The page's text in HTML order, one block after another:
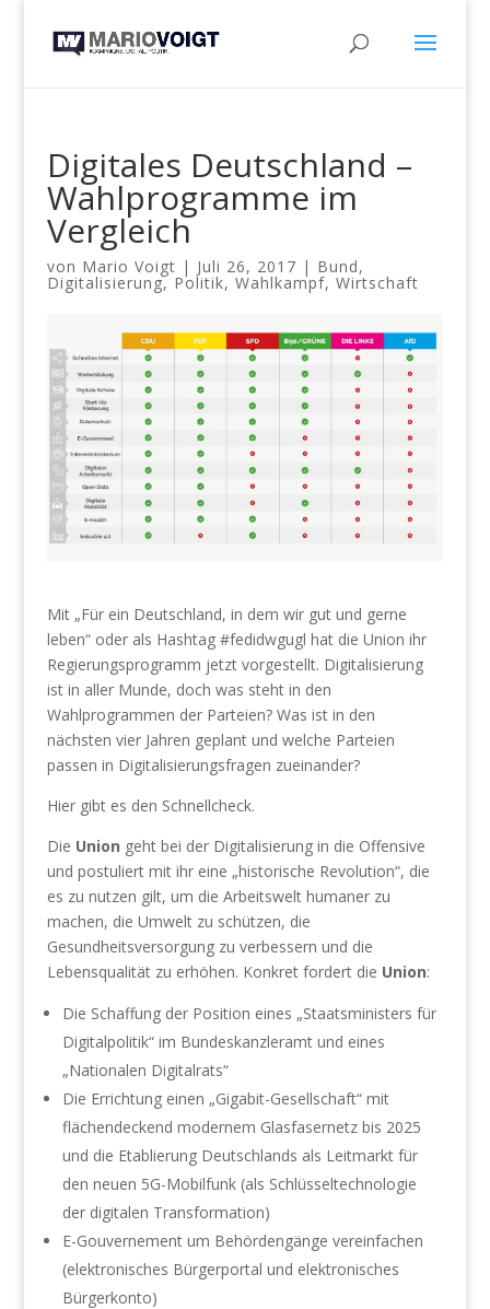
Digitales Deutschland –
Wahlprogramme im
Vergleich
von Mario Voigt | Juli 26, 2017 | Bund,
Digitalisierung, Politik, Wahlkampf, Wirtschaft
Mit „Für ein Deutschland, in dem wir gut und gerne
leben“ oder als Hashtag #fedidwgugl hat die Union ihr
Regierungsprogramm jetzt vorgestellt. Digitalisierung
ist in aller Munde, doch was steht in den
Wahlprogrammen der Parteien? Was ist in den
nächsten vier Jahren geplant und welche Parteien
passen in Digitalisierungsfragen zueinander?
Hier gibt es den Schnellcheck.
Die Union geht bei der Digitalisierung in die Offensive
und postuliert mit ihr eine „historische Revolution“, die
es zu nutzen gilt, um die Arbeitswelt humaner zu
machen, die Umwelt zu schützen, die
Gesundheitsversorgung zu verbessern und die
Lebensqualität zu erhöhen. Konkret fordert die Union:
Die Schaffung der Position eines „Staatsministers für
Digitalpolitik“ im Bundeskanzleramt und eines
„Nationalen Digitalrats“
Die Errichtung einen „Gigabit-Gesellschaft“ mit
flächendeckend modernem Glasfasernetz bis 2025
und die Etablierung Deutschlands als Leitmarkt für
den neuen 5G-Mobilfunk (als Schlüsseltechnologie
der digitalen Transformation)
E-Gouvernement um Behördengänge vereinfachen
(elektronisches Bürgerportal und elektronisches
Bürgerkonto)